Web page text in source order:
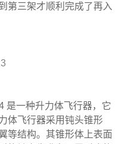
第三架才顺利完成了再入
一种升力体飞行器，它
体飞行器采用钝头锥形
等结构。其锥形体上表面